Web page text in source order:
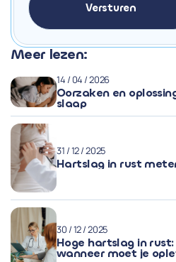
Meer lezen:
14 / 04 / 2026
Oorzaken en
slaap
31 / 12 / 2025
Hartslag in rust
30 / 12 / 2025
Hoge hartslag in
wanneer moet je